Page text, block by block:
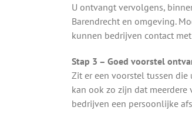
U ontvangt vervolgens,
Barendrecht en omgeving.
kunnen bedrijven contact
Stap 3 – Goed voorstel
Zit er een voorstel tussen die
kan ook zo zijn dat
bedrijven een persoonlijke